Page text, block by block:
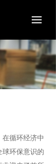
循环经济中
球环保意识的